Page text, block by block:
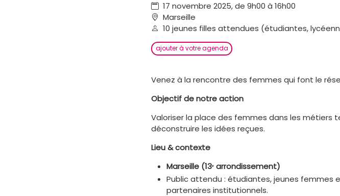
17 novembre 2025, de 9h00 à 16h00
Marseille
10 jeunes filles attendues (étudiantes,
ajouter à votre agenda
Venez à la rencontre des femmes qui font le
Objectif de notre action
Valoriser la place des femmes dans les métiers
déconstruire les idées reçues.
Lieu & contexte
Marseille (13ᵉarrondissement)
Public attendu : étudiantes, jeunes femmes
partenaires institutionnels.